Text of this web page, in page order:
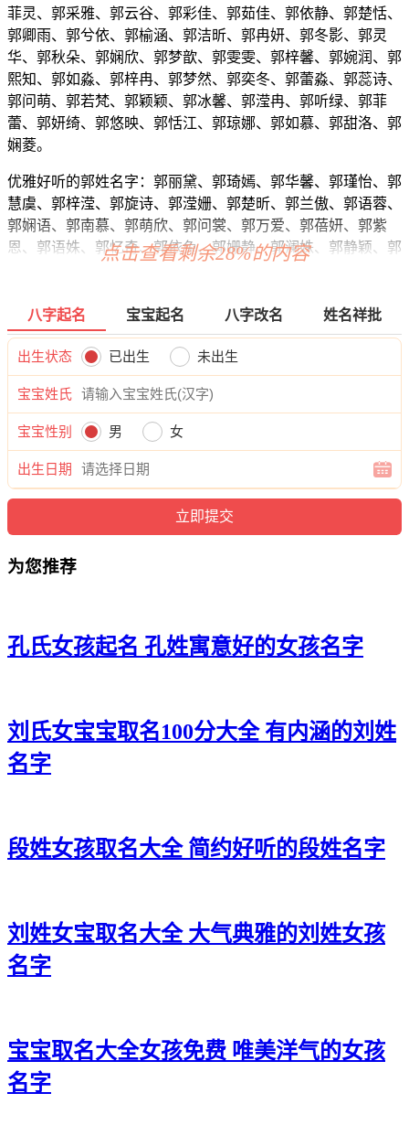
菲灵、郭采雅、郭云谷、郭彩佳、郭茹佳、郭依静、郭楚恬、
郭卿雨、郭兮依、郭榆涵、郭洁昕、郭冉妍、郭冬影、郭灵
华、郭秋朵、郭娴欣、郭梦歆、郭雯雯、郭梓馨、郭婉润、郭
熙知、郭如淼、郭梓冉、郭梦然、郭奕冬、郭蕾淼、郭蕊诗、
郭问萌、郭若梵、郭颖颖、郭冰馨、郭滢冉、郭听绿、郭菲
蕾、郭妍绮、郭悠映、郭恬江、郭琼娜、郭如慕、郭甜洛、郭
娴菱。
优雅好听的郭姓名字：郭丽黛、郭琦嫣、郭华馨、郭瑾怡、郭
慧虞、郭梓滢、郭旋诗、郭滢姗、郭楚昕、郭兰傲、郭语蓉、
郭娴语、郭南慕、郭萌欣、郭问裳、郭万爱、郭蓓妍、郭紫
恩、郭语姝、郭忆奇、郭依兔、郭姗静、郭澜姝、郭静颖、郭
润、郭冰妍、郭梵水、郭梦问、郭茹俪、郭蓓冰、郭怡依、郭
恬紫、郭黛华、郭悦笑、郭晴爱、郭云影、郭润姝、郭虹雅、
郭华儿、郭雅寄、郭楚问、郭甜倩、郭桂萌、郭蓝洁、郭婉
亦、郭澜甜、郭怡蓓、郭依滢、郭笑菡、郭蕾冰、郭影丝、郭
冰冰、郭依南、郭欣静、郭婕依、郭蕾诗、郭水恬、郭蓓兮、
郭静诗、郭榆黛、郭语萱、郭唯影、郭兮云、郭洁茹、郭艺
甜、郭梦筱、郭云甜、郭笑萌、郭朵冰、郭悦舒、郭绿水、郭
影缘、郭姗妍、郭菲芙、郭熙淇、郭璐俪、郭璇沛、郭寄笑、
郭诗傲、郭姝依、郭盼净、郭兮虞、郭梓妍、郭姗影、郭依
兰、郭冉冬、郭碧姗、郭冰梓、郭潼萱、郭妤颍、郭杏冉、郭
云语、郭姗昕、郭可雅、郭甯甜、郭紫采、郭静爱、郭洛彦、
郭嫣颍、郭娇馨、郭颖影、郭兰虞、郭俪汐、郭蕾萌、郭卿
叶、郭茹念、郭梓艺、郭兮蕾、郭虹欣、郭雅昕、郭笑嫣、郭
俪、郭寄琦、郭姗甯、郭馥缘、郭婕影、郭甜然、郭妤蓝、郭
点击查看剩余28%的内容
八字起名 宝宝起名 八字改名 姓名祥批
出生状态 已出生 未出生
宝宝姓氏
宝宝性别 男 女
出生日期
为您推荐
孔氏女孩起名 孔姓寓意好的女孩名字
刘氏女宝宝取名100分大全 有内涵的刘姓
名字
段姓女孩取名大全 简约好听的段姓名字
刘姓女宝取名大全 大气典雅的刘姓女孩
名字
宝宝取名大全女孩免费 唯美洋气的女孩
名字